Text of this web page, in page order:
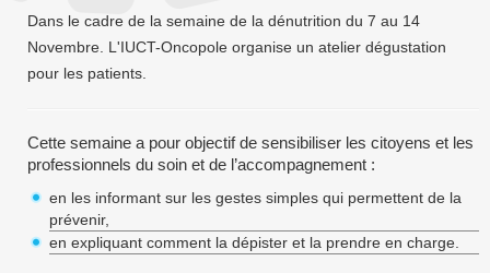
Dans le cadre de la semaine de la dénutrition du 7 au 14
Novembre. L'IUCT-Oncopole organise un atelier dégustation
pour les patients.
Cette semaine a pour objectif de sensibiliser les citoyens et les
professionnels du soin et de l’accompagnement :
en les informant sur les gestes simples qui permettent de la
prévenir,
en expliquant comment la dépister et la prendre en charge.